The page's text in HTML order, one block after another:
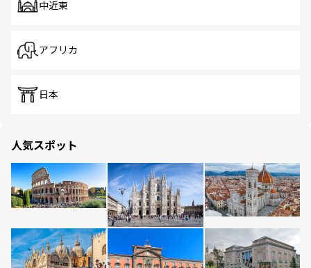
中近東
アフリカ
日本
人気スポット